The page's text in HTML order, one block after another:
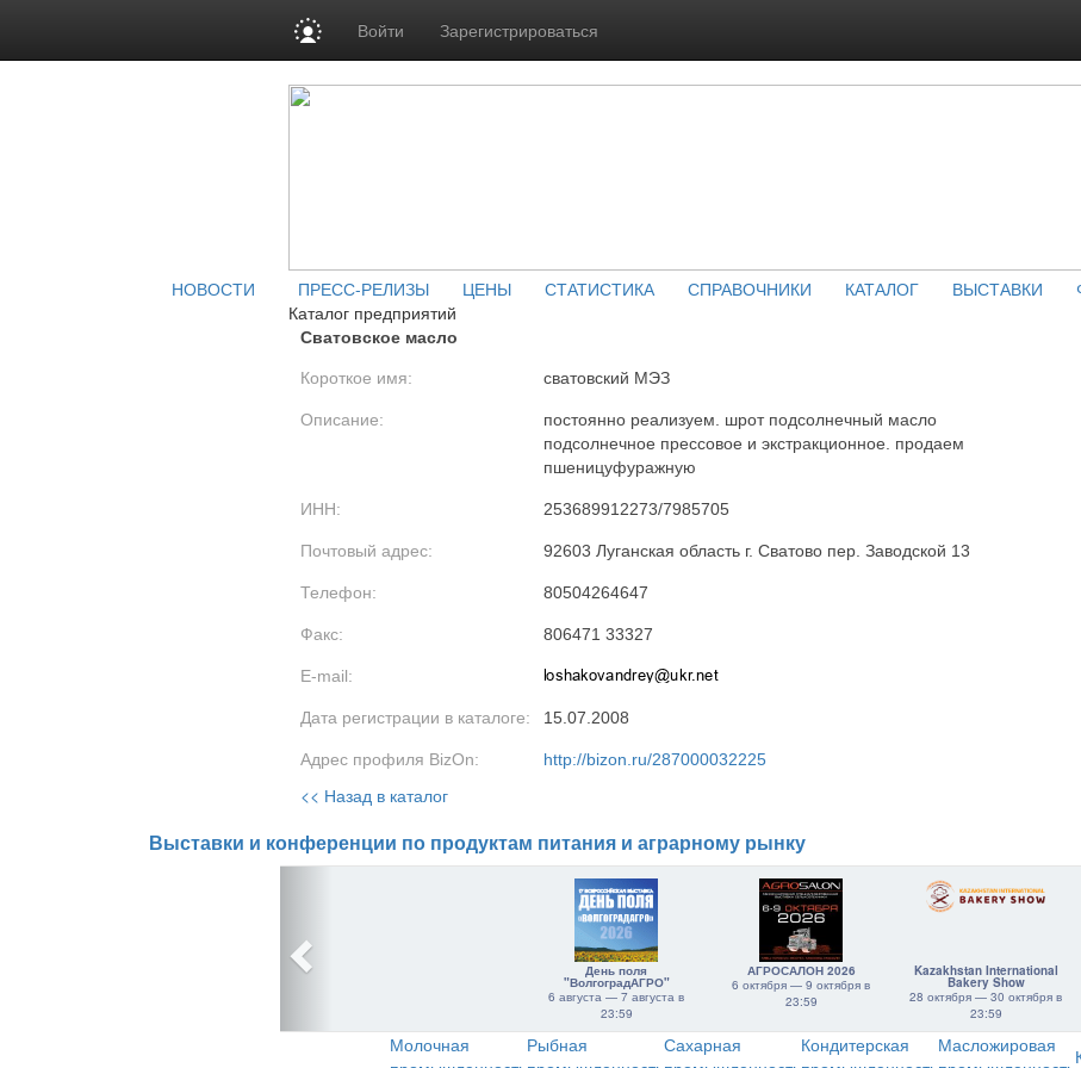
Войти Зарегистрироваться
НОВОСТИ ПРЕСС-РЕЛИЗЫ ЦЕНЫ СТАТИСТИКА СПРАВОЧНИКИ КАТАЛОГ ВЫСТАВКИ
Каталог предприятий
Сватовское масло
Короткое имя: сватовский МЭЗ
Описание:
постоянно реализуем. шрот подсолнечный масло
подсолнечное прессовое и экстракционное. продаем
пшеницуфуражную
ИНН: 253689912273/7985705
Почтовый адрес: 92603 Луганская область г. Сватово пер. Заводской 13
Телефон: 80504264647
Факс: 806471 33327
E-mail:
Дата регистрации в каталоге: 15.07.2008
Адрес профиля BizOn: http://bizon.ru/287000032225
<< Назад в каталог
Выставки и конференции по продуктам питания и аграрному рынку
День поля
"ВолгоградАГРО"
6 августа — 7 августа в
23:59
АГРОСАЛОН 2026
6 октября — 9 октября в
23:59
Kazakhstan International
Bakery Show
28 октября — 30 октября в
23:59
Молочная
Рыбная
Сахарная
Кондитерская
Масложировая